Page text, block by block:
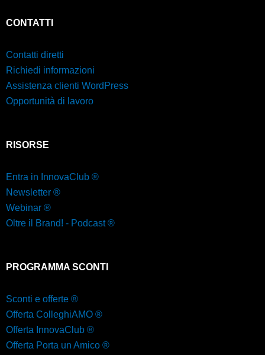
CONTATTI
Contatti diretti
Richiedi informazioni
Assistenza clienti WordPress
Opportunità di lavoro
RISORSE
Entra in InnovaClub ®
Newsletter ®
Webinar ®
Oltre il Brand! - Podcast ®
PROGRAMMA SCONTI
Sconti e offerte ®
Offerta ColleghiAMO ®
Offerta InnovaClub ®
Offerta Porta un Amico ®